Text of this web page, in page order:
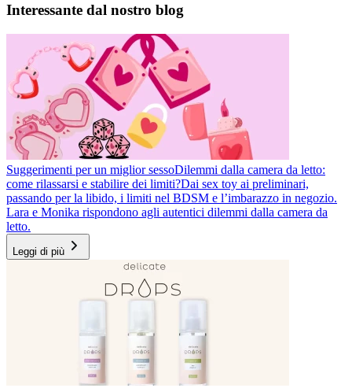
Interessante dal nostro blog
Suggerimenti per un miglior sessoDilemmi dalla camera da letto:
come rilassarsi e stabilire dei limiti?Dai sex toy ai preliminari,
passando per la libido, i limiti nel BDSM e l’imbarazzo in negozio.
Lara e Monika rispondono agli autentici dilemmi dalla camera da
letto.
Leggi di più